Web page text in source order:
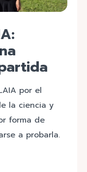
por el
la ciencia y
forma de
a probarla.